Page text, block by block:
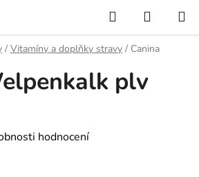
Hledat
KOŠÍK
/ Vitamíny a doplňky stravy / Canina
plv
hodnocení